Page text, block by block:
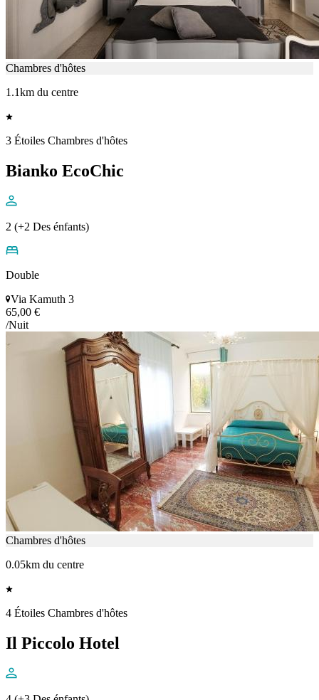
Chambres d'hôtes
1.1km du centre
3 Étoiles Chambres d'hôtes
Bianko EcoChic
2 (+2 Des énfants)
Double
Via Kamuth 3
65,00 €
/Nuit
Chambres d'hôtes
0.05km du centre
4 Étoiles Chambres d'hôtes
Il Piccolo Hotel